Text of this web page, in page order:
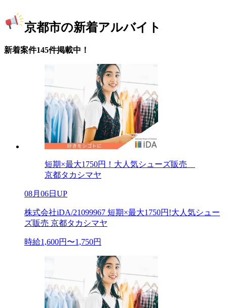
京都市の新着アルバイト
新着案件145件掲載中！
短期×最大1750円！大人気シューズ販売
京都タカシマヤ
08月06日UP
株式会社iDA/21099967 短期×最大1750円!大人気シュー
ズ販売 京都タカシマヤ
時給1,600円〜1,750円